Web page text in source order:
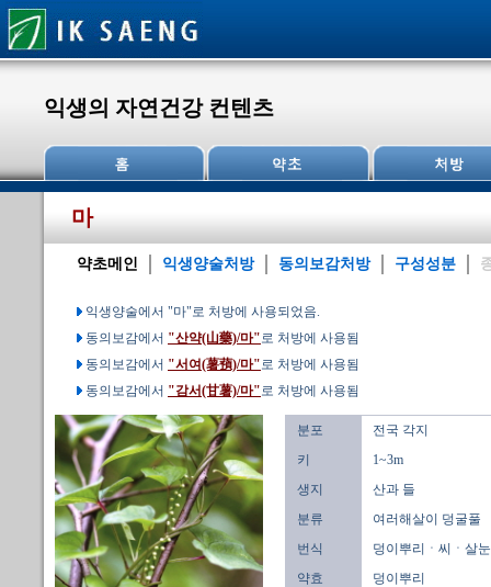
익생의 자연건강 컨텐츠
마
약초메인 익생양술처방 동의보감처방 구성성분
익생양술에서 "마"로 처방에 사용되었음.
동의보감에서 "산약(山藥)/마"로 처방에 사용됨
동의보감에서 "서여(薯蕷)/마"로 처방에 사용됨
동의보감에서 "감서(甘薯)/마"로 처방에 사용됨
분포
전국 각지
키
1~3m
생지
산과 들
분류
여러해살이 덩굴풀
번식
덩이뿌리ㆍ씨ㆍ살
약효
덩이뿌리